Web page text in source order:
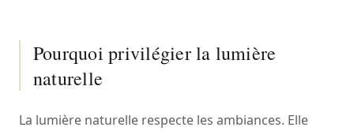
Pourquoi privilégier la lumière
naturelle
La lumière naturelle respecte les ambiances. Elle